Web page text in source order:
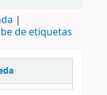
de etiquetas